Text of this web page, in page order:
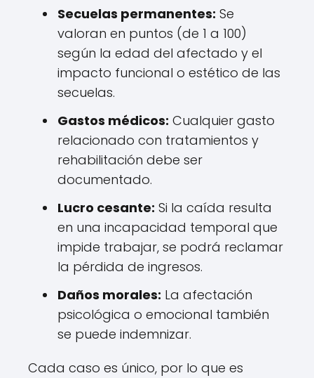
Secuelas permanentes: Se
valoran en puntos (de 1 a 100)
según la edad del afectado y el
impacto funcional o estético de las
secuelas.
Gastos médicos: Cualquier gasto
relacionado con tratamientos y
rehabilitación debe ser
documentado.
Lucro cesante: Si la caída resulta
en una incapacidad temporal que
impide trabajar, se podrá reclamar
la pérdida de ingresos.
Daños morales: La afectación
psicológica o emocional también
se puede indemnizar.
Cada caso es único, por lo que es